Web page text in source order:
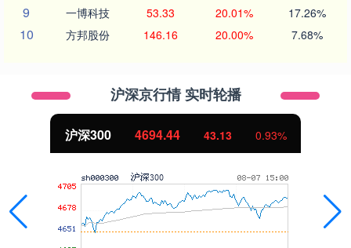
9 一博科技 53.33 20.01% 17.26%
10 方邦股份 146.16 20.00% 7.68%
沪深京行情 实时轮播
沪深300 4694.44 43.13 0.93%